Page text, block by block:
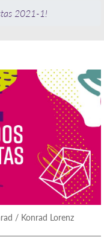
2021-1!
/ Konrad Lorenz